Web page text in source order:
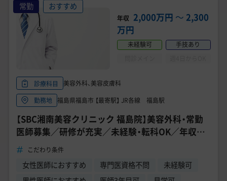
常勤 おすすめ
年収 2,000万円 〜 2,300
万円
未経験可
手技あり
診療科目
美容外科、美容皮膚科
勤務地 福島県福島市 【最寄駅】 JR各線 福島駅
【SBC湘南美容クリニック 福島院】美容外科・常勤
医師募集／研修が充実／未経験・転科OK／年収
2000万円～
こだわり条件
女性医師におすすめ 専門医資格不問
未経験可